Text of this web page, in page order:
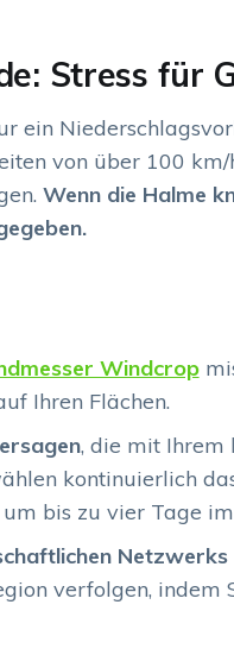
Stress für
ein
von über 100
Wenn die Halme
Windcrop
Ihren Flächen.
, die mit Ihrem
kontinuierlich
bis zu vier Tage
Netzwerks
verfolgen,